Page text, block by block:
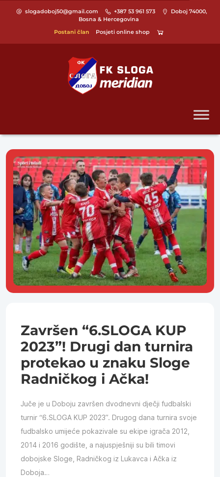
slogadoboj50@gmail.com +387 53 961 573
Doboj 74000,
Bosna & Hercegovina
Postani član
Posjeti online shop
Završen “6.SLOGA KUP
2023”! Drugi dan turnira
protekao u znaku Sloge
Radničkog i Ačka!
Juče je u Doboju završen dvodnevni dječji fudbalski
turnir “6.SLOGA KUP 2023”. Drugog dana turnira svoje
fudbalsko umijeće pokazivale su ekipe igrača 2012,
2014 i 2016 godište, a najuspješniji su bili timovi
dobojske Sloge, Radničkog iz Lukavca i Ačka iz
Doboja…